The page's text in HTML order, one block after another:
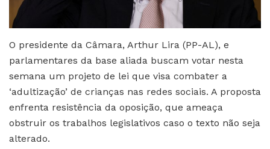
O presidente da Câmara, Arthur Lira (PP-AL), e
parlamentares da base aliada buscam votar nesta
semana um projeto de lei que visa combater a
‘adultização’ de crianças nas redes sociais. A proposta
enfrenta resistência da oposição, que ameaça
obstruir os trabalhos legislativos caso o texto não seja
alterado.